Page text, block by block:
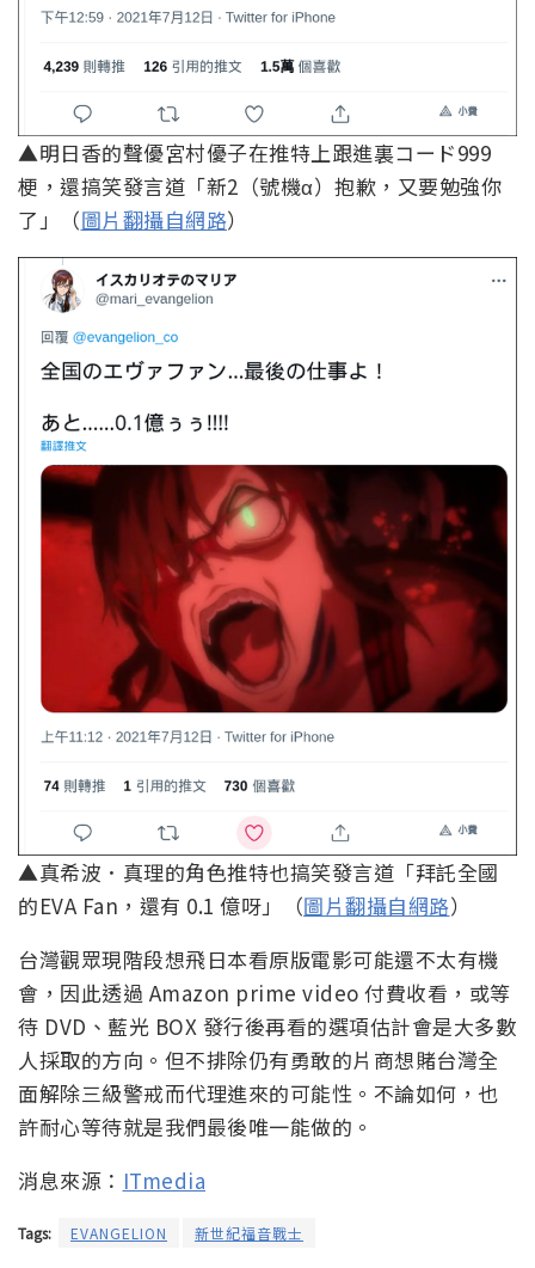
▲明日香的聲優宮村優子在推特上跟進裏コード999
梗，還搞笑發言道「新2（號機α）抱歉，又要勉強你
了」（圖片翻攝自網路）
▲真希波．真理的角色推特也搞笑發言道「拜託全國
的EVA Fan，還有 0.1 億呀」（圖片翻攝自網路）
台灣觀眾現階段想飛日本看原版電影可能還不太有機
會，因此透過 Amazon prime video 付費收看，或等
待 DVD、藍光 BOX 發行後再看的選項估計會是大多數
人採取的方向。但不排除仍有勇敢的片商想賭台灣全
面解除三級警戒而代理進來的可能性。不論如何，也
許耐心等待就是我們最後唯一能做的。
消息來源： ITmedia
Tags: EVANGELION 新世紀福音戰士